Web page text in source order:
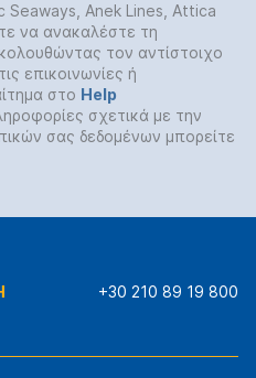
Seaways, Anek Lines, Attica
να ανακαλέστε τη
τον αντίστοιχο
επικοινωνίες ή
στο Help
σχετικά με την
σας δεδομένων μπορείτε
+30 210 89 19 800